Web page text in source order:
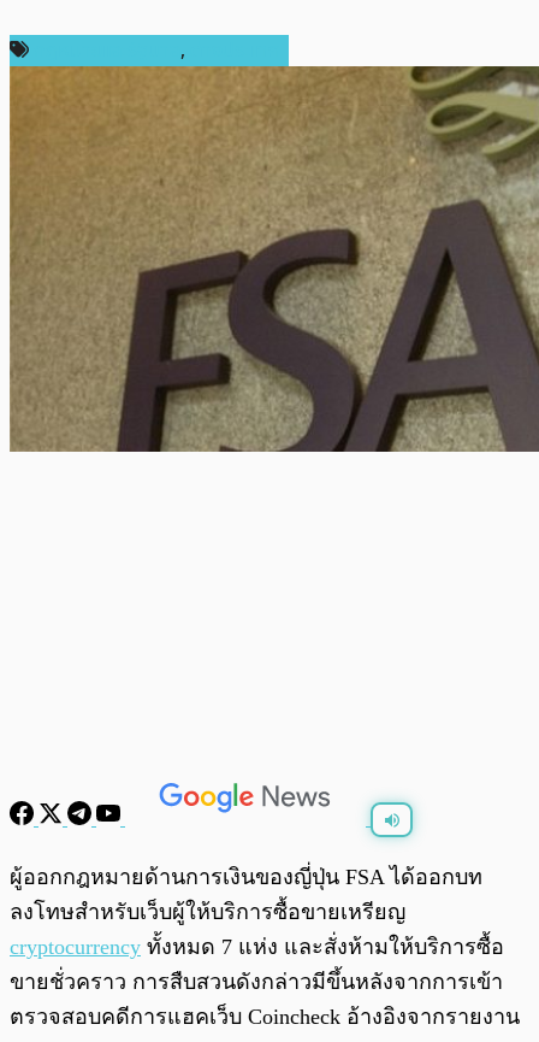
,
0:00
ผู้ออกกฎหมายด้านการเงินของญี่ปุ่น FSA ได้ออกบท
ลงโทษสำหรับเว็บผู้ให้บริการซื้อขายเหรียญ
cryptocurrency ทั้งหมด 7 แห่ง และสั่งห้ามให้บริการซื้อ
ขายชั่วคราว การสืบสวนดังกล่าวมีขึ้นหลังจากการเข้า
ตรวจสอบคดีการแฮคเว็บ Coincheck อ้างอิงจากรายงาน